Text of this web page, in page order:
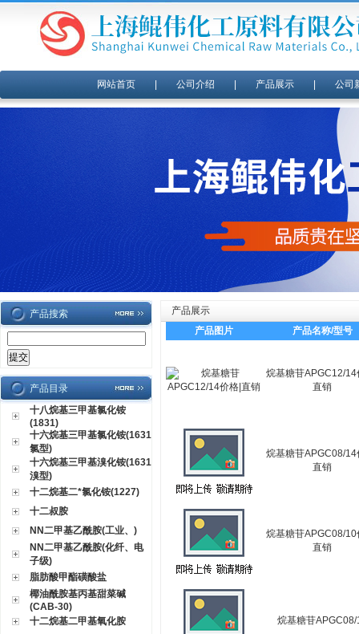
网站首页| 公司介绍 产品展示| 公司
产品搜索
产品目录
十八烷基三甲基氯化铵
(1831)
十六烷基三甲基氯化铵(1631
氯型)
十六烷基三甲基溴化铵(1631
溴型)
十二烷基二*氯化铵(1227)
十二叔胺
NN二甲基乙酰胺(工业、)
NN二甲基乙酰胺(化纤、电
子级)
脂肪酸甲酯磺酸盐
椰油酰胺基丙基甜菜碱
(CAB-30)
十二烷基二甲基氧化胺
产品展示
产品图片
产品名称/型号
烷基糖苷APGC12/14
直销
烷基糖苷APGC08/14
直销
烷基糖苷APGC08/10
直销
烷基糖苷APGC08/